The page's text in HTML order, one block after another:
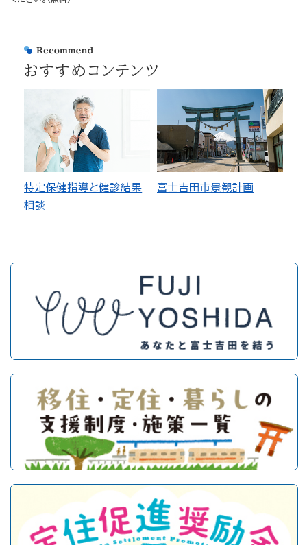
おすすめコンテンツ
特定保健指導と健診結果
相談
富士吉田市景観計画